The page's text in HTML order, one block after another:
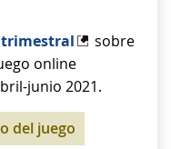
trimestral
sobre
online
junio 2021.
del juego